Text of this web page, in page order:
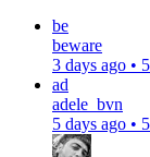
be
beware
3 days ago •
ad
adele_bvn
5 days ago •